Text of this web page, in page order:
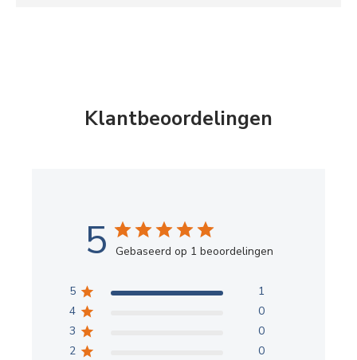
Klantbeoordelingen
5 Gebaseerd op 1 beoordelingen
5
1
4
0
3
0
2
0